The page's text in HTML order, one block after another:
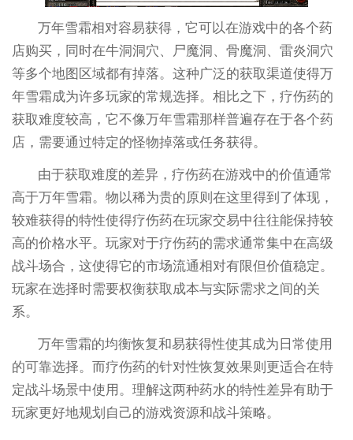
万年雪霜相对容易获得，它可以在游戏中的各个药
店购买，同时在牛洞洞穴、尸魔洞、骨魔洞、雷炎洞穴
等多个地图区域都有掉落。这种广泛的获取渠道使得万
年雪霜成为许多玩家的常规选择。相比之下，疗伤药的
获取难度较高，它不像万年雪霜那样普遍存在于各个药
店，需要通过特定的怪物掉落或任务获得。
由于获取难度的差异，疗伤药在游戏中的价值通常
高于万年雪霜。物以稀为贵的原则在这里得到了体现，
较难获得的特性使得疗伤药在玩家交易中往往能保持较
高的价格水平。玩家对于疗伤药的需求通常集中在高级
战斗场合，这使得它的市场流通相对有限但价值稳定。
玩家在选择时需要权衡获取成本与实际需求之间的关
系。
万年雪霜的均衡恢复和易获得性使其成为日常使用
的可靠选择。而疗伤药的针对性恢复效果则更适合在特
定战斗场景中使用。理解这两种药水的特性差异有助于
玩家更好地规划自己的游戏资源和战斗策略。